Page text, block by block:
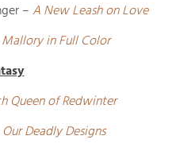
–A New Leash on Love
Mallory in Full Color
Queen of Redwinter
Our Deadly Designs